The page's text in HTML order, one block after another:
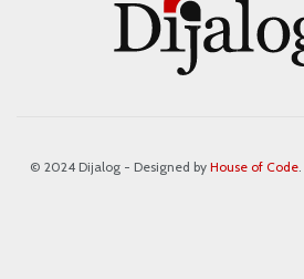
© 2024 Dijalog - Designed by House of Code